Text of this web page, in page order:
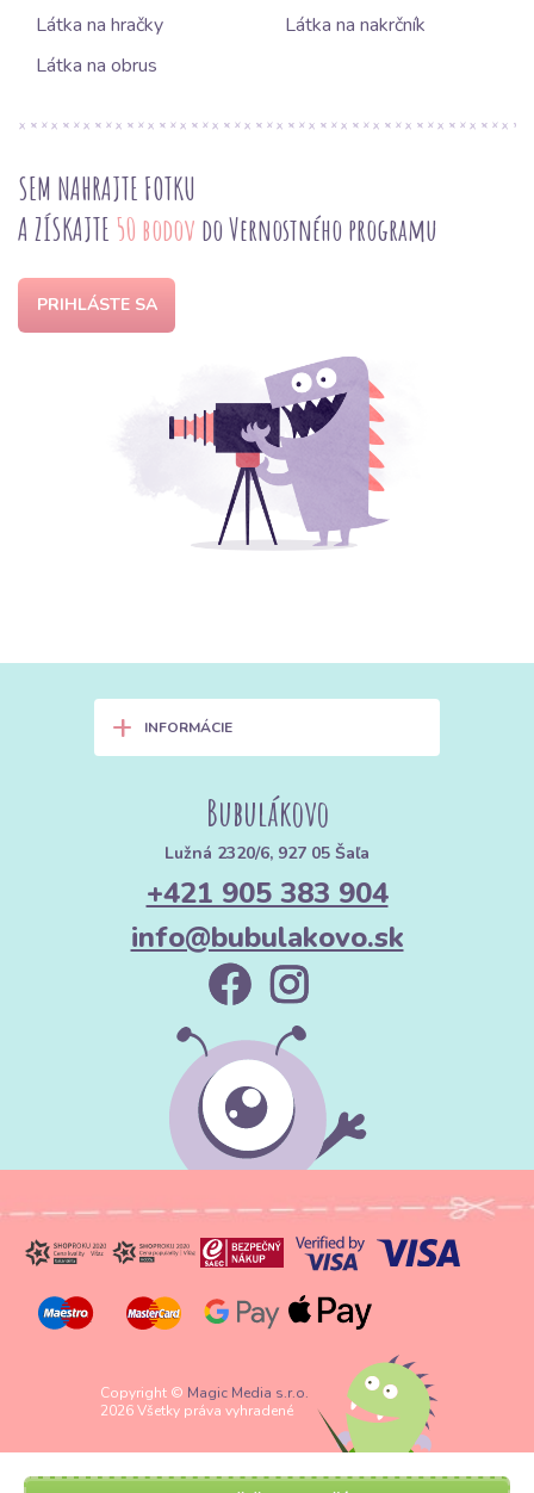
Látka na hračky
Látka na nakrčník
Látka na obrus
SEM NAHRAJTE FOTKU
A ZÍSKAJTE 50 bodov do Vernostného programu
PRIHLÁSTE SA
+ INFORMÁCIE
Bubulákovo
Lužná 2320/6, 927 05 Šaľa
+421 905 383 904
info@bubulakovo.sk
Copyright © Magic Media s.r.o.
2026 Všetky práva vyhradené